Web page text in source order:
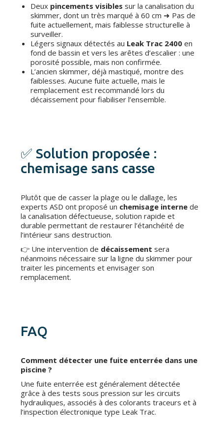
Deux pincements visibles sur la canalisation du
skimmer, dont un très marqué à 60 cm ➜ Pas de
fuite actuellement, mais faiblesse structurelle à
surveiller.
Légers signaux détectés au Leak Trac 2400 en
fond de bassin et vers les arêtes d’escalier : une
porosité possible, mais non confirmée.
L’ancien skimmer, déjà mastiqué, montre des
faiblesses. Aucune fuite actuelle, mais le
remplacement est recommandé lors du
décaissement pour fiabiliser l’ensemble.
✅ Solution proposée :
chemisage sans casse
Plutôt que de casser la plage ou le dallage, les
experts ASD ont proposé un chemisage interne de
la canalisation défectueuse, solution rapide et
durable permettant de restaurer l’étanchéité de
l’intérieur sans destruction.
👉 Une intervention de décaissement sera
néanmoins nécessaire sur la ligne du skimmer pour
traiter les pincements et envisager son
remplacement.
FAQ
Comment détecter une fuite enterrée dans une
piscine ?
Une fuite enterrée est généralement détectée
grâce à des tests sous pression sur les circuits
hydrauliques, associés à des colorants traceurs et à
l’inspection électronique type Leak Trac.